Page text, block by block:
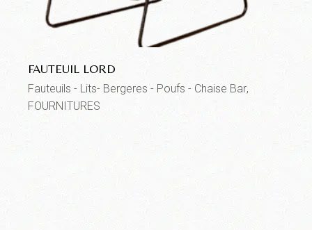
FAUTEUIL LORD
Fauteuils - Lits- Bergeres - Poufs - Chaise Bar
FOURNITURES